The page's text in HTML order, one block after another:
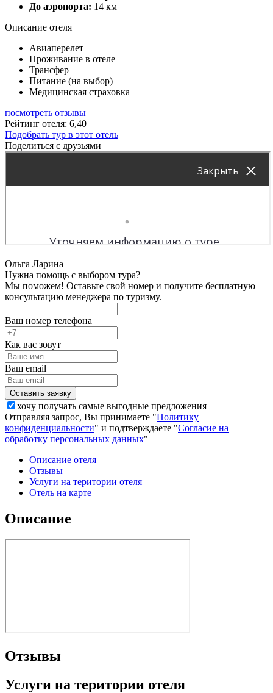
До аэропорта: 14 км
Описание отеля
Авиаперелет
Проживание в отеле
Трансфер
Питание (на выбор)
Медицинская страховка
посмотреть отзывы
Рейтинг отеля: 6,40
Подобрать тур в этот отель
Поделиться с друзьями
Ольга Ларина
Нужна помощь с выбором тура?
Мы поможем! Оставьте свой номер и получите бесплатную
консультацию менеджера по туризму.
Ваш номер телефона
Как вас зовут
Ваш email
хочу получать самые выгодные предложения
Отправляя запрос, Вы принимаете "Политику
конфиденциальности" и подтверждаете "Согласие на
обработку персональных данных"
Описание отеля
Отзывы
Услуги на територии отеля
Отель на карте
Описание
Отзывы
Услуги на територии отеля